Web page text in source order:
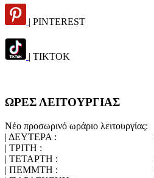
| PINTEREST
| TIKTOK
ΩΡΕΣ ΛΕΙΤΟΥΡΓΙΑΣ
Νέο προσωρινό ωράριο λειτουργίας:
| ΔΕΥΤΕΡΑ :
| ΤΡΙΤΗ :
| ΤΕΤΑΡΤΗ :
| ΠΕΜΜΤΗ :